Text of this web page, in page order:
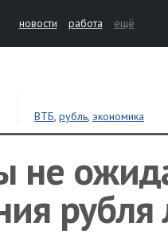
новости работа ещё
ВТБ,рубль, экономика
не